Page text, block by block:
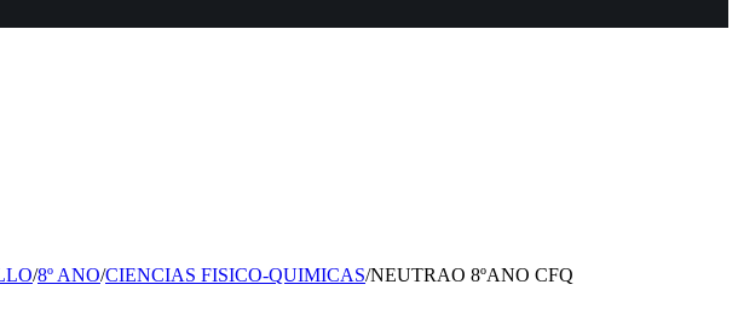
/8º ANO/CIENCIAS FISICO-QUIMICAS/NEUTRAO 8ºANO CFQ